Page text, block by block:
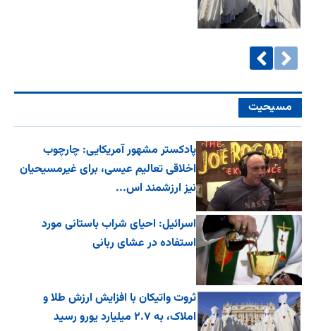
مسیحیت
پادکستر مشهور آمریکایی: چارچوب
اخلاقی تعالیم عیسی، برای غیرمسیحیان
نیز ارزشمند اس...
اسرائیل: احیای شراب باستانی مورد
استفاده در عشای ربانی
ثروت واتیکان با افزایش ارزش طلا و
املاک، به ۲.۷ میلیارد یورو رسید